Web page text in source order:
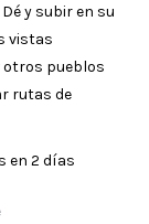
y subir en su
vistas
otros pueblos
rutas de
en 2 días